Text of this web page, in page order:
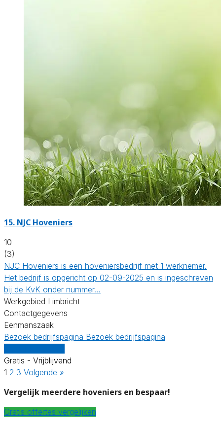
15. NJC Hoveniers
10
(3)
NJC Hoveniers is een hoveniersbedrijf met 1 werknemer.
Het bedrijf is opgericht op 02-09-2025 en is ingeschreven
bij de KvK onder nummer…
Werkgebied Limbricht
Contactgegevens
Eenmanszaak
Bezoek bedrijfspagina Bezoek bedrijfspagina
Gratis - Vrijblijvend
1 2 3 Volgende »
Vergelijk meerdere hoveniers en bespaar!
Gratis offertes vergelijken